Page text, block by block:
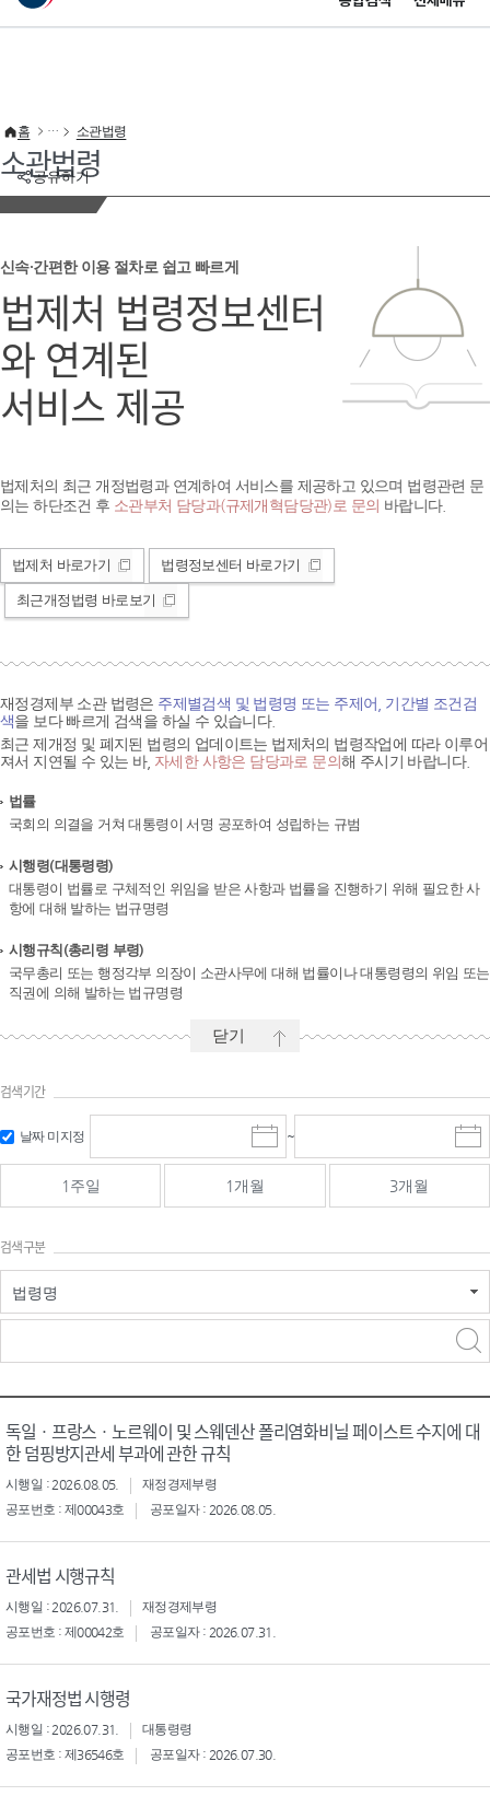
이 누리집은 대한민국 공식 전자정부 누리집입니다.
공유하기
홈 소관법령
소관법령
신속·간편한 이용 절차로 쉽고 빠르게
법제처 법령정보센터
와 연계된
서비스 제공
법제처의 최근 개정법령과 연계하여 서비스를 제공하고 있으며 법령관련 문
의는 하단조건 후 소관부처 담당과(규제개혁담당관)로 문의 바랍니다.
법제처 바로가기 법령정보센터 바로가기
최근개정법령 바로보기
재정경제부 소관 법령은 주제별검색 및 법령명 또는 주제어, 기간별 조건검
색을 보다 빠르게 검색을 하실 수 있습니다.
최근 제개정 및 폐지된 법령의 업데이트는 법제처의 법령작업에 따라 이루어
져서 지연될 수 있는 바, 자세한 사항은 담당과로 문의해 주시기 바랍니다.
법률
국회의 의결을 거쳐 대통령이 서명 공포하여 성립하는 규범
시행령(대통령령)
대통령이 법률로 구체적인 위임을 받은 사항과 법률을 진행하기 위해 필요한 사
항에 대해 발하는 법규명령
시행규칙(총리령 부령)
국무총리 또는 행정각부 의장이 소관사무에 대해 법률이나 대통령령의 위임 또는
직권에 의해 발하는 법규명령
닫기
검색기간
날짜 미지정
시
작
일
선
~
마
감
선
1주일 1개월 3개월
검색구분
법령명
독일ㆍ프랑스ㆍ노르웨이 및 스웨덴산 폴리염화비닐 페이스트 수지에 대
한 덤핑방지관세 부과에 관한 규칙
시행일 : 2026.08.05.
재정경제부령
공포번호 : 제00043호
공포일자 : 2026.08.05.
관세법 시행규칙
시행일 : 2026.07.31.
재정경제부령
공포번호 : 제00042호
공포일자 : 2026.07.31.
국가재정법 시행령
시행일 : 2026.07.31.
대통령령
공포번호 : 제36546호
공포일자 : 2026.07.30.